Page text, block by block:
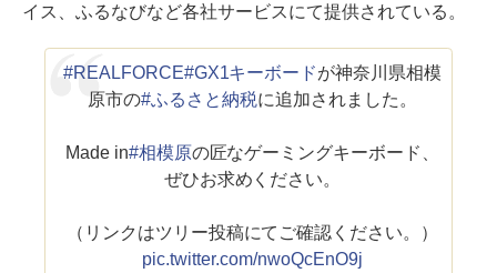
イス、ふるなびなど各社サービスにて提供されている。
#REALFORCE#GX1キーボードが神奈川県相模
原市の#ふるさと納税に追加されました。
Made in#相模原の匠なゲーミングキーボード、
ぜひお求めください。
（リンクはツリー投稿にてご確認ください。）
pic.twitter.com/nwoQcEnO9j